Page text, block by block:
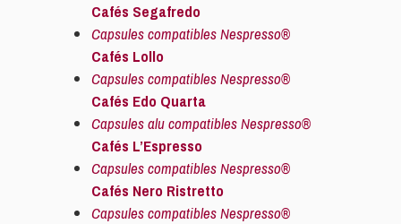
Cafés Segafredo
Capsules compatibles Nespresso®
Cafés Lollo
Capsules compatibles Nespresso®
Cafés Edo Quarta
Capsules alu compatibles Nespresso®
Cafés L’Espresso
Capsules compatibles Nespresso®
Cafés Nero Ristretto
Capsules compatibles Nespresso®